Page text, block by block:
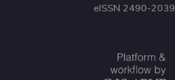
eISSN 2490-2039